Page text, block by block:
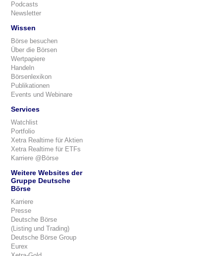
Podcasts
Newsletter
Wissen
Börse besuchen
Über die Börsen
Wertpapiere
Handeln
Börsenlexikon
Publikationen
Events und Webinare
Services
Watchlist
Portfolio
Xetra Realtime für Aktien
Xetra Realtime für ETFs
Karriere @Börse
Weitere Websites der
Gruppe Deutsche
Börse
Karriere
Presse
Deutsche Börse
(Listing und Trading)
Deutsche Börse Group
Eurex